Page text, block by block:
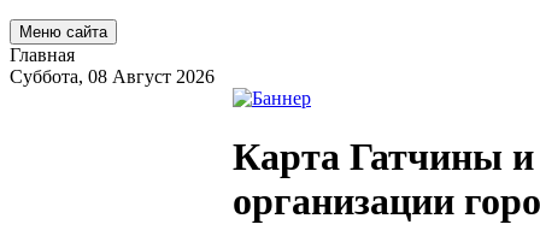
Меню сайта
Главная
Суббота, 08 Август 2026
Карта Гатчины и
организации